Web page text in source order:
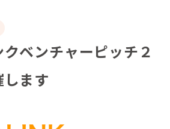
ベンチャーピッチ２
します